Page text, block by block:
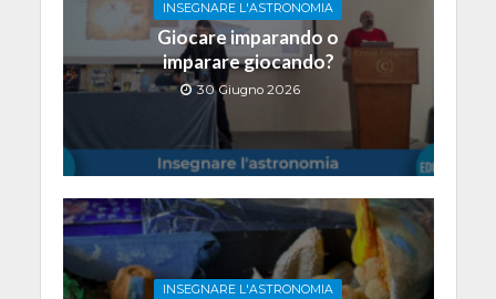
INSEGNARE L'ASTRONOMIA
Giocare imparando o
imparare giocando?
30 Giugno 2026
INSEGNARE L'ASTRONOMIA